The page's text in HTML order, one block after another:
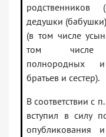
родственников
дедушки
(в том числе
том числе
полнородных
братьев и сестер).
В соответствии с
вступил в силу
опубликования и